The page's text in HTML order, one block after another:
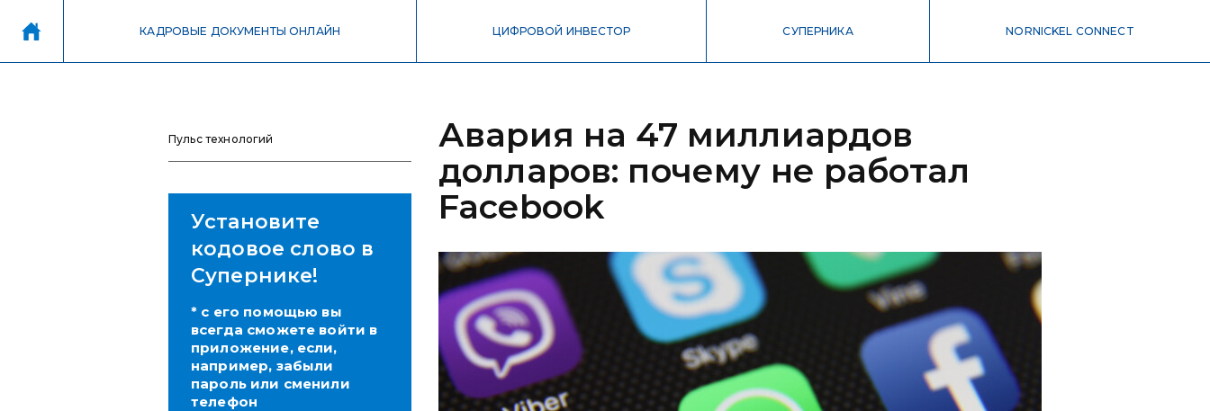
КАДРОВЫЕ ДОКУМЕНТЫ ОНЛАЙН ЦИФРОВОЙ ИНВЕСТОР СУПЕРНИКА NORNICKEL CONNECT
Пульс технологий
Установите
кодовое слово в
Супернике!
* с его помощью вы
всегда сможете войти в
приложение, если,
например, забыли
пароль или сменили
телефон
Авария на 47 миллиардов
долларов: почему не работал
Facebook